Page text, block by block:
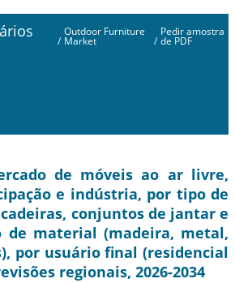
/
Outdoor Furniture
Market /
Pedir amostra
de PDF
de móveis ao ar livre,
e indústria, por tipo de
conjuntos de jantar e
de material (madeira, metal,
por usuário final (residencial
regionais, 2026-2034